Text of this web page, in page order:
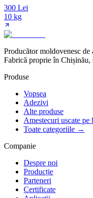
300 Lei
10 kg
Producător moldovenesc de
Fabrică proprie în Chișinău,
Produse
Vopsea
Adezivi
Alte produse
Amestecuri uscate pe
Toate categoriile →
Companie
Despre noi
Producție
Parteneri
Certificate